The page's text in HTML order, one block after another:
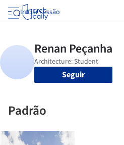
Iniciar sessão
Seguir
Padrão